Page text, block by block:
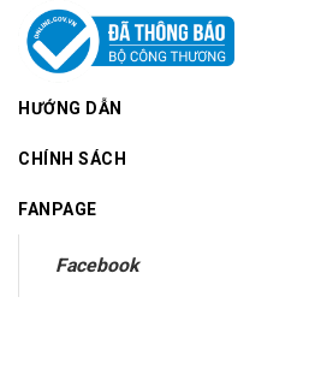
HƯỚNG DẪN
CHÍNH SÁCH
FANPAGE
Facebook